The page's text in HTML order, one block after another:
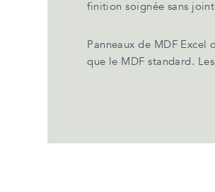
finition soignée sans
Panneaux de MDF
que le MDF standard.